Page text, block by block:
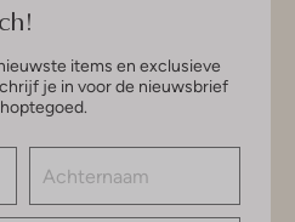
items en exclusieve
je in voor de nieuwsbrief